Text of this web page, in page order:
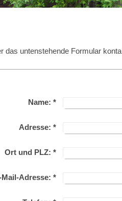
das untenstehende Formular
Name: *
Adresse: *
Ort und PLZ: *
Mail-Adresse: *